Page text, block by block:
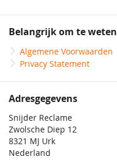
Belangrijk om te weten
Algemene Voorwaarden
Privacy Statement
Adresgegevens
Snijder Reclame
Zwolsche Diep 12
8321 MJ Urk
Nederland